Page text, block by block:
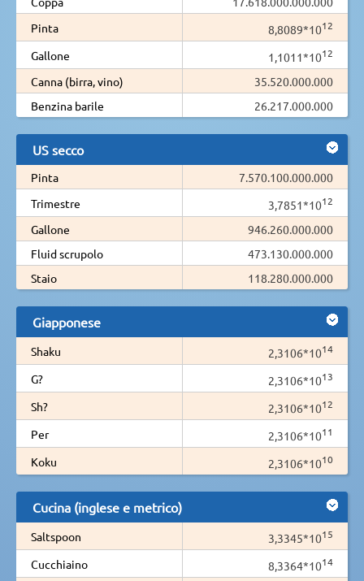
Pinta
8,8089*1012
Gallone 1,1011*1012
Canna (birra, vino)
35.520.000.000
Benzina barile
26.217.000.000
US secco
Pinta
7.570.100.000.000
Trimestre
3,7851*1012
Gallone
946.260.000.000
Fluid scrupolo
473.130.000.000
Staio
118.280.000.000
Giapponese
Shaku 2,3106*1014
G? 2,3106*1013
Sh? 2,3106*1012
Per 2,3106*1011
Koku 2,3106*1010
Cucina (inglese e metrico)
Saltspoon 3,3345*1015
Cucchiaino 8,3364*1014